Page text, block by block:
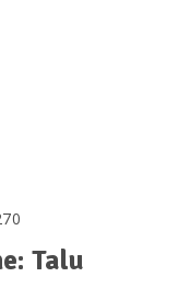
Talu